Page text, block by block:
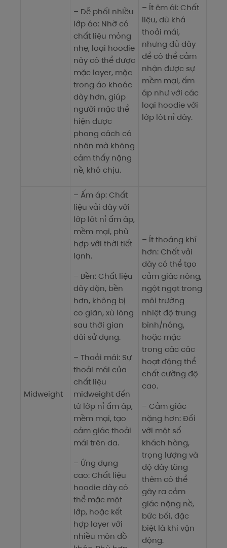
– Dễ phối nhiều
lớp áo: Nhờ có
chất liệu mỏng
nhẹ, loại hoodie
này có thể được
mặc layer, mặc
trong áo khoác
dày hơn, giúp
người mặc thể
hiện được
phong cách cá
nhân mà không
cảm thấy nặng
nề, khó chịu.
– Ít êm ái: Chất
liệu, dù khá
thoải mái,
nhưng đủ dày
để có thể cảm
nhận được sự
mềm mại, ấm
áp như với các
loại hoodie với
lớp lót nỉ dày.
Midweight
– Ấm áp: Chất
liệu vải dày với
lớp lót nỉ ấm áp,
mềm mại, phù
hợp với thời tiết
lạnh.
– Bền: Chất liệu
dày dặn, bền
hơn, không bị
co giãn, xù lông
sau thời gian
dài sử dụng.
– Thoải mái: Sự
thoải mái của
chất liệu
midweight đến
từ lớp nỉ ấm áp,
mềm mại, tạo
cảm giác thoải
mái trên da.
– Ứng dụng
cao: Chất liệu
hoodie dày có
thể mặc một
lớp, hoặc kết
hợp layer với
nhiều món đồ
– Ít thoáng khí
hơn: Chất vải
dày có thể tạo
cảm giác nóng,
ngột ngạt trong
môi trường
nhiệt độ trung
bình/nóng,
hoặc mặc
trong các các
hoạt động thể
chất cường độ
cao.
– Cảm giác
nặng hơn: Đối
với một số
khách hàng,
trọng lượng và
độ dày tăng
thêm có thể
gây ra cảm
giác nặng nề,
bức bối, đặc
biệt là khi vận
động.